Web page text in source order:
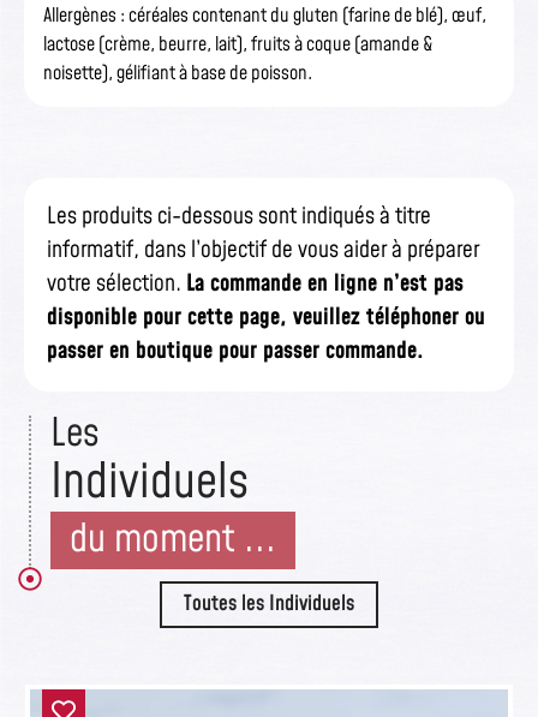
Allergènes : céréales contenant du gluten (farine de blé), œuf,
lactose (crème, beurre, lait), fruits à coque (amande &
noisette), gélifiant à base de poisson.
Les produits ci-dessous sont indiqués à titre
informatif, dans l’objectif de vous aider à préparer
votre sélection. La commande en ligne n’est pas
disponible pour cette page, veuillez téléphoner ou
passer en boutique pour passer commande.
Les
Individuels
du moment ...
Toutes les Individuels